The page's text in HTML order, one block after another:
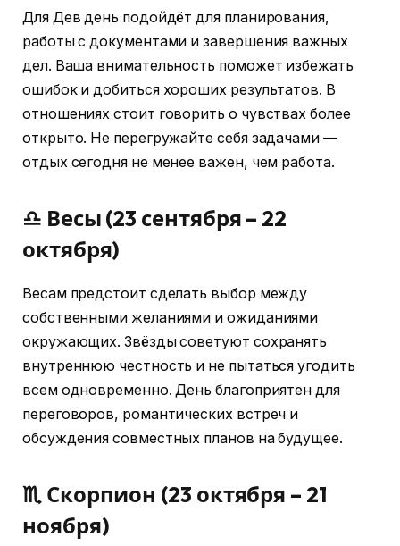
Для Дев день подойдёт для планирования,
работы с документами и завершения важных
дел. Ваша внимательность поможет избежать
ошибок и добиться хороших результатов. В
отношениях стоит говорить о чувствах более
открыто. Не перегружайте себя задачами —
отдых сегодня не менее важен, чем работа.
♎ Весы (23 сентября – 22
октября)
Весам предстоит сделать выбор между
собственными желаниями и ожиданиями
окружающих. Звёзды советуют сохранять
внутреннюю честность и не пытаться угодить
всем одновременно. День благоприятен для
переговоров, романтических встреч и
обсуждения совместных планов на будущее.
♏ Скорпион (23 октября – 21
ноября)